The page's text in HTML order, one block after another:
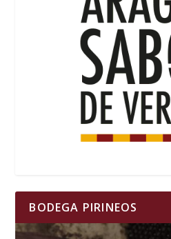
BODEGA PIRINEOS